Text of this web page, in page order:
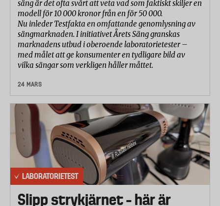
säng är det ofta svårt att veta vad som faktiskt skiljer en
modell för 10 000 kronor från en för 50 000.
Nu inleder Testfakta en omfattande genomlysning av
sängmarknaden. I initiativet Årets Säng granskas
marknadens utbud i oberoende laboratorietester –
med målet att ge konsumenter en tydligare bild av
vilka sängar som verkligen håller måttet.
24 MARS
LABORATORIETEST
Slipp strykjärnet – här är